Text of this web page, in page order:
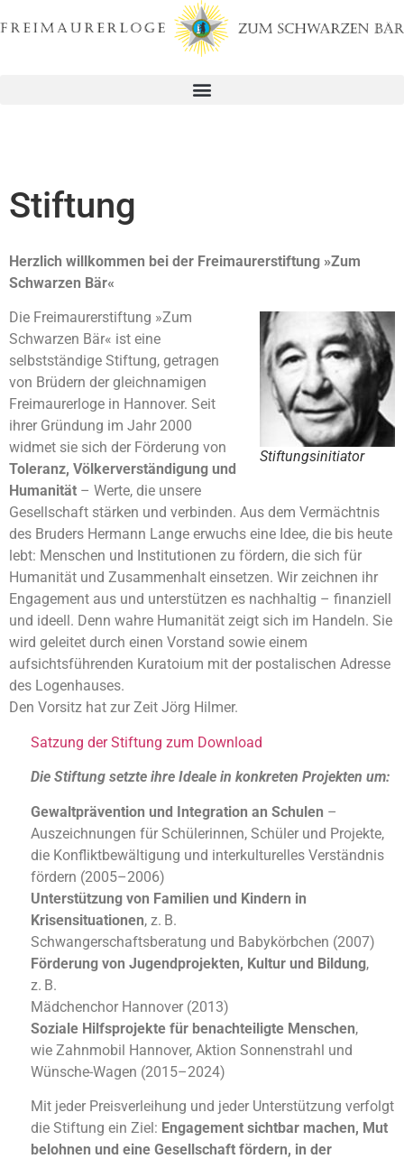
Stiftung
Herzlich willkommen bei der Freimaurerstiftung »Zum
Schwarzen Bär«
Stiftungsinitiator
Die Freimaurerstiftung »Zum
Schwarzen Bär« ist eine
selbstständige Stiftung, getragen
von Brüdern der gleichnamigen
Freimaurerloge in Hannover. Seit
ihrer Gründung im Jahr 2000
widmet sie sich der Förderung von
Toleranz, Völkerverständigung und
Humanität – Werte, die unsere
Gesellschaft stärken und verbinden. Aus dem Vermächtnis
des Bruders Hermann Lange erwuchs eine Idee, die bis heute
lebt: Menschen und Institutionen zu fördern, die sich für
Humanität und Zusammenhalt einsetzen. Wir zeichnen ihr
Engagement aus und unterstützen es nachhaltig – finanziell
und ideell. Denn wahre Humanität zeigt sich im Handeln. Sie
wird geleitet durch einen Vorstand sowie einem
aufsichtsführenden Kuratoium mit der postalischen Adresse
des Logenhauses.
Den Vorsitz hat zur Zeit Jörg Hilmer.
Satzung der Stiftung zum Download
Die Stiftung setzte ihre Ideale in konkreten Projekten um:
Gewaltprävention und Integration an Schulen –
Auszeichnungen für Schülerinnen, Schüler und Projekte,
die Konfliktbewältigung und interkulturelles Verständnis
fördern (2005–2006)
Unterstützung von Familien und Kindern in
Krisensituationen, z. B.
Schwangerschaftsberatung und Babykörbchen (2007)
Förderung von Jugendprojekten, Kultur und Bildung,
z. B.
Mädchenchor Hannover (2013)
Soziale Hilfsprojekte für benachteiligte Menschen,
wie Zahnmobil Hannover, Aktion Sonnenstrahl und
Wünsche-Wagen (2015–2024)
Mit jeder Preisverleihung und jeder Unterstützung verfolgt
die Stiftung ein Ziel: Engagement sichtbar machen, Mut
belohnen und eine Gesellschaft fördern, in der